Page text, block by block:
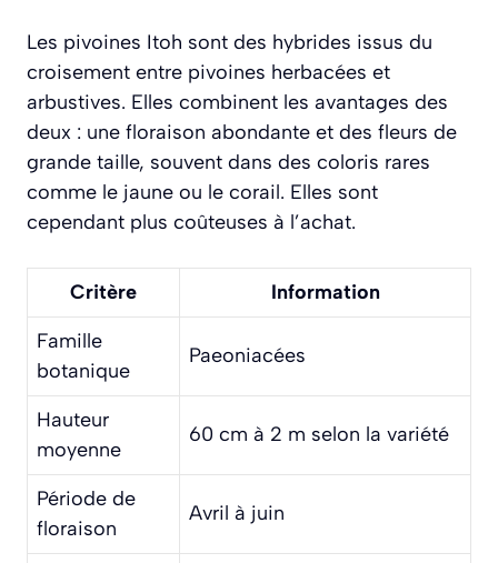
Les pivoines Itoh sont des hybrides issus du
croisement entre pivoines herbacées et
arbustives. Elles combinent les avantages des
deux : une floraison abondante et des fleurs de
grande taille, souvent dans des coloris rares
comme le jaune ou le corail. Elles sont
cependant plus coûteuses à l’achat.
Critère
Information
Famille
botanique
Paeoniacées
Hauteur
moyenne
60 cm à 2 m selon la variété
Période de
floraison
Avril à juin